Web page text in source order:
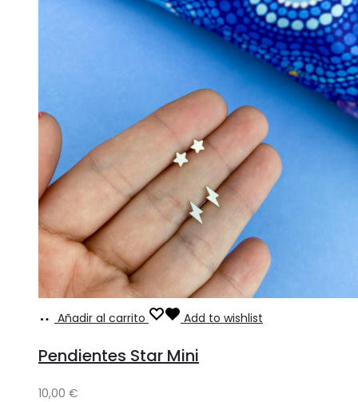
Añadir al carrito Add to wishlist
Pendientes Star Mini
10,00 €